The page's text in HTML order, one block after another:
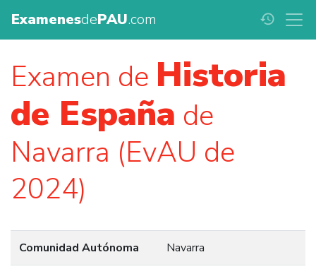
ExamenesdePAU.com history
Examen de Historia
de España de
Navarra (EvAU de
2024)
Comunidad Autónoma Navarra